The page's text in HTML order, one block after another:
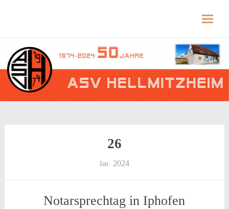
Hellmitzheim.de – fränkisches Dorf am Rande
to
content
26
Jan. 2024
Notarsprechtag in Iphofen